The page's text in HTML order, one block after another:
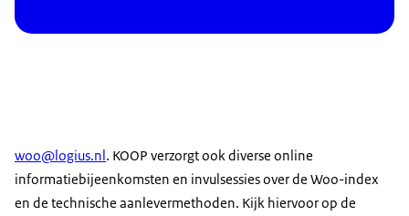
woo@logius.nl. KOOP verzorgt ook diverse online
informatiebijeenkomsten en invulsessies over de Woo-index
en de technische aanlevermethoden. Kijk hiervoor op de